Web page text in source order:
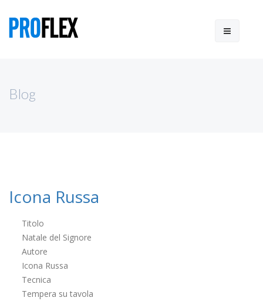
Blog
Icona Russa
Titolo
Natale del Signore
Autore
Icona Russa
Tecnica
Tempera su tavola